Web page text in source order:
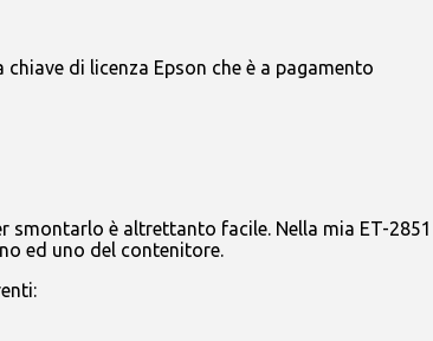
di licenza Epson che è a pagamento
smontarlo è altrettanto facile. Nella mia ET-
ed uno del contenitore.